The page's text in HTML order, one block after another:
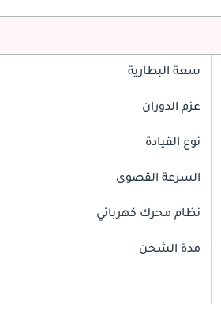
سعة البطارية
عزم الدوران
نوع القيادة
السرعة القصوى
نظام محرك كهربائي
مدة الشحن